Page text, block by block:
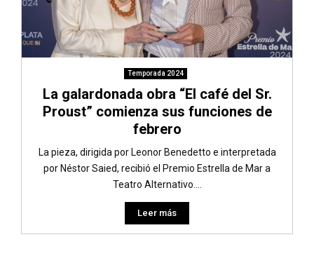
Temporada 2024
La galardonada obra “El café del Sr.
Proust” comienza sus funciones de
febrero
La pieza, dirigida por Leonor Benedetto e interpretada
por Néstor Saied, recibió el Premio Estrella de Mar a
Teatro Alternativo....
Leer más